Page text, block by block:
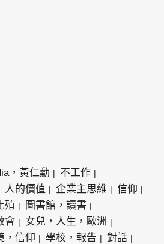
，黃仁勳
不工作
人的價值 企業主思維
信仰
殖
圖書館，讀書
會
女兒，人生，歐洲
，信仰 學校，報告
對話